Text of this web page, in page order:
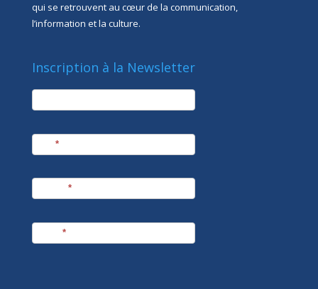
qui se retrouvent au cœur de la communication,
l’information et la culture.
Inscription à la Newsletter
newsletter
*
*
*